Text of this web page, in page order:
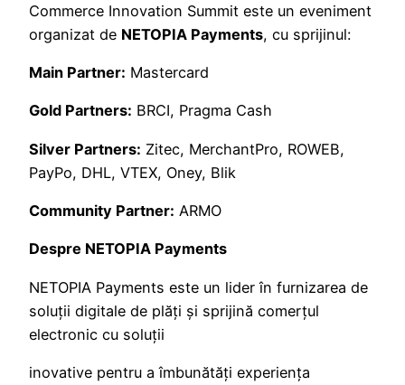
Commerce Innovation Summit este un eveniment
organizat de NETOPIA Payments, cu sprijinul:
Main Partner: Mastercard
Gold Partners: BRCI, Pragma Cash
Silver Partners: Zitec, MerchantPro, ROWEB,
PayPo, DHL, VTEX, Oney, Blik
Community Partner: ARMO
Despre NETOPIA Payments
NETOPIA Payments este un lider în furnizarea de
soluții digitale de plăți și sprijină comerțul
electronic cu soluții
inovative pentru a îmbunătăți experiența